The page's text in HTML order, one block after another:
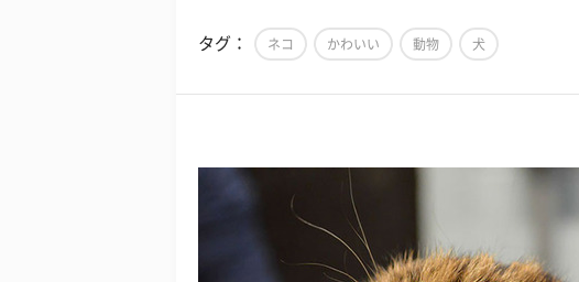
タグ： ネコ かわいい 動物 犬